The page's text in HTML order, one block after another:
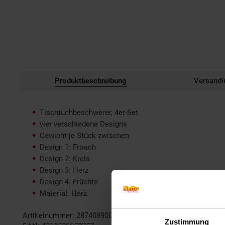
Zustimmung
Produktbeschreibung
Tischtuchbeschwerer, 4er-Set
vier verschiedene Designs
Gewicht je Stück zwischen
Design 1: Frosch
Design 2: Kreis
Design 3: Herz
Design 4: Früchte
Material: Harz
Artikelnummer: 2874089000